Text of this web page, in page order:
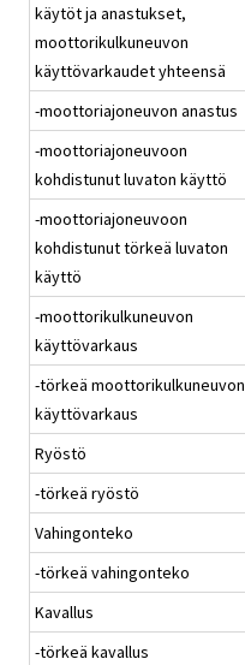
käytöt ja anastukset,
moottorikulkuneuvon
käyttövarkaudet yhteensä
-moottoriajoneuvon anastus
-moottoriajoneuvoon
kohdistunut luvaton käyttö
-moottoriajoneuvoon
kohdistunut törkeä luvaton
käyttö
-moottorikulkuneuvon
käyttövarkaus
-törkeä moottorikulkuneuvon
käyttövarkaus
Ryöstö
-törkeä ryöstö
Vahingonteko
-törkeä vahingonteko
Kavallus
-törkeä kavallus